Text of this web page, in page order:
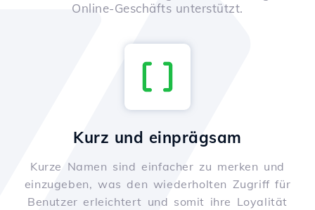
Online-Geschäfts unterstützt.
Kurz und einprägsam
Kurze Namen sind einfacher zu merken und
einzugeben, was den wiederholten Zugriff für
Benutzer erleichtert und somit ihre Loyalität